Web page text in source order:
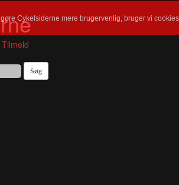
gøre Cykelsiderne mere brugervenlig, bruger vi
Tilmeld